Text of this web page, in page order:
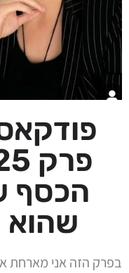
הכסף
שהוא
בפרק הזה אני מארחת